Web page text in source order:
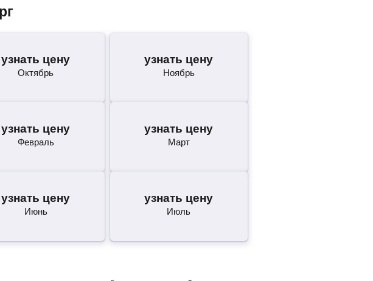
узнать цену
Октябрь
узнать цену
Ноябрь
узнать цену
Февраль
узнать цену
Март
узнать цену
Июнь
узнать цену
Июль